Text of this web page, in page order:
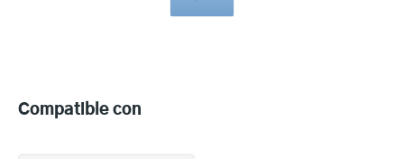
Compatible con